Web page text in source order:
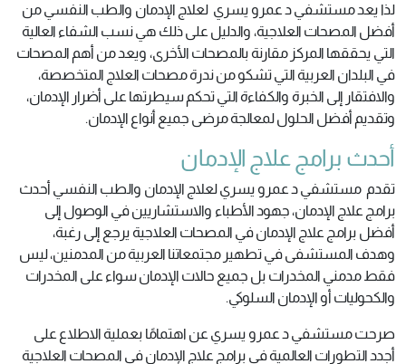
لذا يعد مستشفي د عمرو يسري لعلاج الإدمان والطب النفسي من
أفضل المصحات العلاجية، والدليل على ذلك هي نسب الشفاء العالية
التي يحققها المركز مقارنة بالمصحات الأخرى، ويعد من أهم المصحات
في البلدان العربية التي تشكو من ندرة مصحات العلاج المتخصصة،
والافتقار إلى الخبرة والكفاءة التي تحكم سيطرتها على أضرار الإدمان،
وتقديم أفضل الحلول لمعالجة مرضى جميع أنواع الإدمان.
أحدث برامج علاج الإدمان
تقدم مستشفي د عمرو يسري لعلاج الإدمان والطب النفسي أحدث
برامج علاج الإدمان، جهود الأطباء والاستشاريين في الوصول إلى
أفضل برامج علاج الإدمان في المصحات العلاجية يرجع إلى رغبة،
وهدف المستشفى في تطهير مجتمعاتنا العربية من المدمنين، ليس
فقط مدمني المخدرات بل جميع حالات الإدمان سواء على المخدرات
والكحوليات أو الإدمان السلوكي.
صرحت مستشفي د عمرو يسري عن اهتمامًا بعملية الاطلاع على
أجدد التطورات العالمية في برامج علاج الإدمان في المصحات العلاجية